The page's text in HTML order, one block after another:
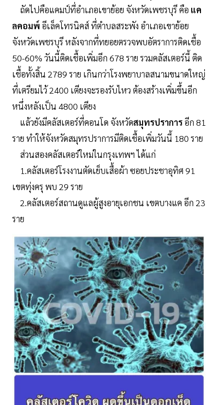
ถัดไปคือแคมป์ที่อำเภอเขาย้อย จังหวัดเพชรบุรี คือ แค
ลคอมพ์ อีเล็คโทรนิคส์ ที่ตำบลสระพัง อำเภอเขาย้อย
จังหวัดเพชรบุรี หลังจากที่ทยอยตรวจพบอัตราการติดเชื้อ
50-60% วันนี้ติดเชื้อเพิ่มอีก 678 ราย รวมคลัสเตอร์นี้ ติด
เชื้อทั้งสิ้น 2789 ราย เกินกว่าโรงพยาบาลสนามขนาดใหญ่
ที่เตรียมไว้ 2400 เตียงจะรองรับไหว ต้องสร้างเพิ่มขึ้นอีก
หนึ่งหลังเป็น 4800 เตียง
แล้วยังมีคลัสเตอร์ที่คอนโด จังหวัดสมุทรปราการ อีก 81
ราย ทำให้จังหวัดสมุทรปราการมีติดเชื้อเพิ่มวันนี้ 180 ราย
ส่วนสองคลัสเตอร์ใหม่ในกรุงเทพฯ ได้แก่
1.คลัสเตอร์โรงงานตัดเย็บเสื้อผ้า ซอยประชาอุทิศ 91
เขตทุ่งครุ พบ 29 ราย
2.คลัสเตอร์สถานดูแลผู้สูงอายุเอกชน เขตบางแค อีก 23
ราย